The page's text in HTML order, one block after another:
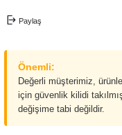
Paylaş
Önemli:
Değerli müşterimiz,
için güvenlik kilidi
değişime tabi değildir.